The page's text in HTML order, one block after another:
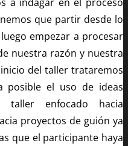
que partir desde lo
empezar a procesar
nuestra razón y nuestra
del taller trataremos
posible el uso de ideas
taller enfocado hacia
proyectos de guión ya
que el participante haya